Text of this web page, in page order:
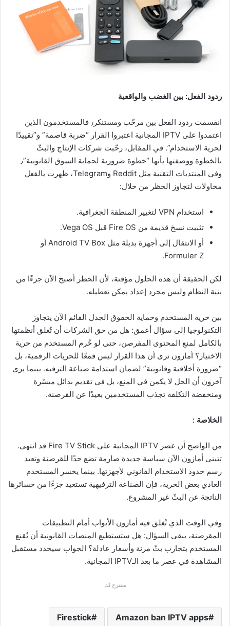
ردود الفعل: بين الغضب والواقعية
انقسمت ردود الفعل بين مرحّب ومستنكر٫ فالمستخدمون الذين
اعتمدوا على IPTV المجانية اعتبروا القرار “ضربة قاصمة” و”تقييدًا
لحرية الاستخدام”. في المقابل، رحّبت شركات الإنتاج والبثّ
بالخطوة ووصفتها بأنها “خطوة ضرورية لحماية السوق القانونية”٫
وفي المنتديات التقنية مثل Reddit وTelegram، ظهرت بالفعل
محاولات لتجاوز الحظر من خلال:
استخدام VPN لتغيير المنطقة الجغرافية.
تثبيت نسخ قديمة من Fire OS قبل Vega OS.
أو الانتقال إلى أجهزة بديلة مثل Android TV Box أو
Formuler Z.
لكن الحقيقة أن هذه الحلول مؤقتة، لأن الحظر أصبح الآن جزءًا من
بنية النظام وليس مجرد إعداد يمكن تعطيله.
بين حرية المستخدم وحماية الحقوق الجدل القائم الآن يتجاوز
التكنولوجيا إلى سؤال أعمق: هل من حق الشركات أن تُغلق أنظمتها
بالكامل لمنع المحتوى المقرصن، حتى لو حُرم المستخدم من حرية
الاختيار؟ أمازون ترى أن هذا القرار ليس قمعًا للحريات الرقمية، بل
“ضرورة أخلاقية وقانونية” لضمان استدامة صناعة الترفيه. بينما يرى
آخرون أن الحل لا يكمن في المنع، بل في تقديم بدائل ميسّرة
ومنخفضة التكلفة تجذب المستخدمين بعيدًا عن القرصنة.
الخلاصة :
من الواضح أن عصر IPTV المجانية على Fire TV Stick قد انتهى.
تتبنى أمازون الآن سياسة جديدة صارمة تضع حدًا للقرصنة وتعيد
رسم حدود الاستخدام القانوني لأجهزتها. بينما يخسر المستخدم
العادي بعض الحرية، فإن الصناعة الترفيهية تستعيد جزءًا من خسائرها
الناتجة عن البثّ غير المشروع.
وفي الوقت الذي تُغلق فيه أمازون الأبواب أمام التطبيقات
المقرصنة، يبقى السؤال: هل ستستطيع المنصات القانونية أن تُقنع
المستخدم بتجارب بثّ مرنة وأسعار عادلة؟ الجواب سيحدد مستقبل
المشاهدة في عصر ما بعد الـIPTV المجانية.
مقترح لك
Amazon ban IPTV apps
Firestick